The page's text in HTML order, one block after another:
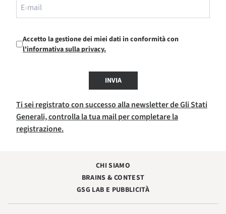
Accetto la gestione dei miei dati in conformità con
l'informativa sulla privacy.
INVIA
Ti sei registrato con successo alla newsletter de Gli Stati
Generali, controlla la tua mail per completare la
registrazione.
CHI SIAMO
BRAINS & CONTEST
GSG LAB E PUBBLICITÀ